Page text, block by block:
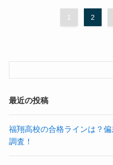
1 2
最近の投稿
福翔高校の合格ラインは？
調査！